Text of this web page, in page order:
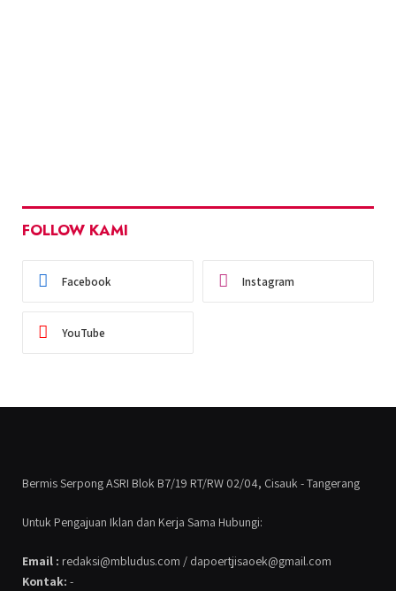
FOLLOW KAMI
Facebook Instagram
YouTube
Bermis Serpong ASRI Blok B7/19 RT/RW 02/04, Cisauk - Tangerang
Untuk Pengajuan Iklan dan Kerja Sama Hubungi:
Email : redaksi@mbludus.com / dapoertjisaoek@gmail.com
Kontak: -